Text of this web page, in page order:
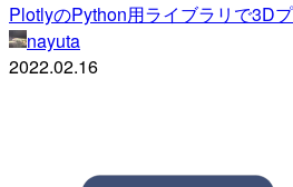
PlotlyのPython用ライブラリで3D
nayuta
2022.02.16